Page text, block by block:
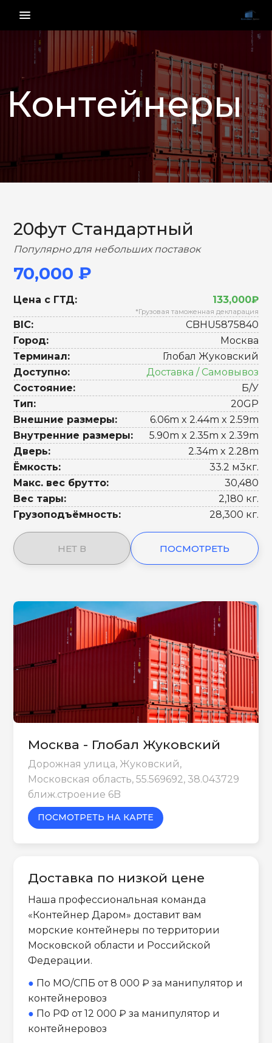
menu_vert
Контейнеры
НАЗАД ВПЕРЕД
20фут Стандартный
Популярно для небольших поставок
70,000 ₽
Цена с ГТД: 133,000₽
*Грузовая таможенная декларация
BIC:
CBHU5875840
Город:
Москва
Терминал:
Глобал Жуковский
Доступно:
Доставка / Самовывоз
Состояние:
Б/У
Тип:
20GP
Внешние размеры:
6.06m x 2.44m x 2.59m
Внутренние размеры:
5.90m x 2.35m x 2.39m
Дверь:
2.34m x 2.28m
Ёмкость:
33.2 м3кг.
Макс. вес брутто:
30,480
Вес тары:
2,180 кг.
Грузоподъёмность:
28,300 кг.
НЕТ В ПОСМОТРЕТЬ
Москва - Глобал Жуковский
Дорожная улица, Жуковский,
Московская область, 55.569692, 38.043729
ближ.строение 6B
ПОСМОТРЕТЬ НА КАРТЕ
Доставка по низкой цене
Наша профессиональная команда
«Контейнер Даром» доставит вам
морские контейнеры по территории
Московской области и Российской
Федерации.
● По МО/СПБ от 8 000 ₽ за манипулятор и
контейнеровоз
● По РФ от 12 000 ₽ за манипулятор и
контейнеровоз